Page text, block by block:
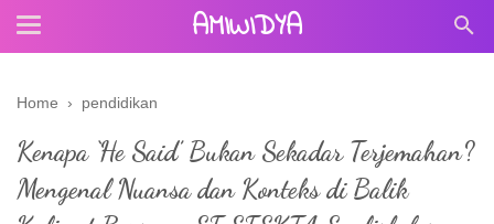
AMIWIDYA
Home › pendidikan
Kenapa ‘He Said’ Bukan Sekadar Terjemahan?
Mengenal Nuansa dan Konteks di Balik